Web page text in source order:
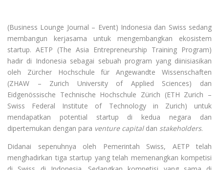
(Business Lounge Journal – Event) Indonesia dan Swiss sedang
membangun kerjasama untuk mengembangkan ekosistem
startup. AETP (The Asia Entrepreneurship Training Program)
hadir di Indonesia sebagai sebuah program yang diinisiasikan
oleh Zürcher Hochschule für Angewandte Wissenschaften
(ZHAW – Zurich University of Applied Sciences) dan
Eidgenössische Technische Hochschule Zürich (ETH Zurich –
Swiss Federal Institute of Technology in Zurich) untuk
mendapatkan potential startup di kedua negara dan
dipertemukan dengan para venture capitaldan stakeholders.
Didanai sepenuhnya oleh Pemerintah Swiss, AETP telah
menghadirkan tiga startup yang telah memenangkan kompetisi